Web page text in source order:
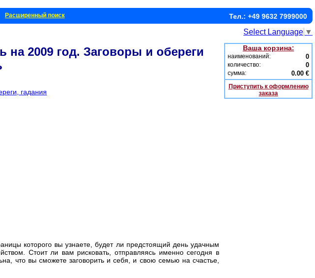
Расширенный поиск Тел.: +49 9632 7999000
Select Language ▼
на 2009 год. Заговоры и обереги
гадания
которого вы узнаете, будет ли предстоящий день удачным
Стоит ли вам рисковать, отправляясь именно сегодня в
что вы сможете заговорить и себя, и свою семью на счастье,
Ваша корзина:
наименований: 0
количество: 0
сумма: 0.00 €
Приступить к оформлению
заказа